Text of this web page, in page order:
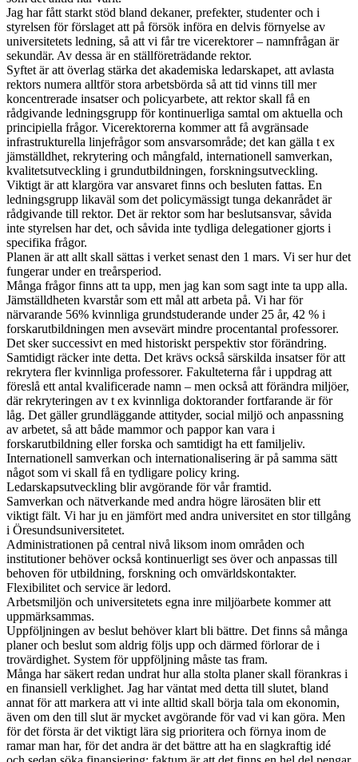
Jag har fått starkt stöd bland dekaner, prefekter, studenter och i
styrelsen för förslaget att på försök införa en delvis förnyelse av
universitetets ledning, så att vi får tre vicerektorer – namnfrågan är
sekundär. Av dessa är en ställföreträdande rektor.
Syftet är att överlag stärka det akademiska ledarskapet, att avlasta
rektors numera alltför stora arbetsbörda så att tid vinns till mer
koncentrerade insatser och policyarbete, att rektor skall få en
rådgivande ledningsgrupp för kontinuerliga samtal om aktuella och
principiella frågor. Vicerektorerna kommer att få avgränsade
infrastrukturella linjefrågor som ansvarsområde; det kan gälla t ex
jämställdhet, rekrytering och mångfald, internationell samverkan,
kvalitetsutveckling i grundutbildningen, forskningsutveckling.
Viktigt är att klargöra var ansvaret finns och besluten fattas. En
ledningsgrupp likaväl som det policymässigt tunga dekanrådet är
rådgivande till rektor. Det är rektor som har beslutsansvar, såvida
inte styrelsen har det, och såvida inte tydliga delegationer gjorts i
specifika frågor.
Planen är att allt skall sättas i verket senast den 1 mars. Vi ser hur det
fungerar under en treårsperiod.
Många frågor finns att ta upp, men jag kan som sagt inte ta upp alla.
Jämställdheten kvarstår som ett mål att arbeta på. Vi har för
närvarande 56% kvinnliga grundstuderande under 25 år, 42 % i
forskarutbildningen men avsevärt mindre procentantal professorer.
Det sker successivt en med historiskt perspektiv stor förändring.
Samtidigt räcker inte detta. Det krävs också särskilda insatser för att
rekrytera fler kvinnliga professorer. Fakulteterna får i uppdrag att
föreslå ett antal kvalificerade namn – men också att förändra miljöer,
där rekryteringen av t ex kvinnliga doktorander fortfarande är för
låg. Det gäller grundläggande attityder, social miljö och anpassning
av arbetet, så att både mammor och pappor kan vara i
forskarutbildning eller forska och samtidigt ha ett familjeliv.
Internationell samverkan och internationalisering är på samma sätt
något som vi skall få en tydligare policy kring.
Ledarskapsutveckling blir avgörande för vår framtid.
Samverkan och nätverkande med andra högre lärosäten blir ett
viktigt fält. Vi har ju en jämfört med andra universitet en stor tillgång
i Öresundsuniversitetet.
Administrationen på central nivå liksom inom områden och
institutioner behöver också kontinuerligt ses över och anpassas till
behoven för utbildning, forskning och omvärldskontakter.
Flexibilitet och service är ledord.
Arbetsmiljön och universitetets egna inre miljöarbete kommer att
uppmärksammas.
Uppföljningen av beslut behöver klart bli bättre. Det finns så många
planer och beslut som aldrig följs upp och därmed förlorar de i
trovärdighet. System för uppföljning måste tas fram.
Många har säkert redan undrat hur alla stolta planer skall förankras i
en finansiell verklighet. Jag har väntat med detta till slutet, bland
annat för att markera att vi inte alltid skall börja tala om ekonomin,
även om den till slut är mycket avgörande för vad vi kan göra. Men
för det första är det viktigt lära sig prioritera och förnya inom de
ramar man har, för det andra är det bättre att ha en slagkraftig idé